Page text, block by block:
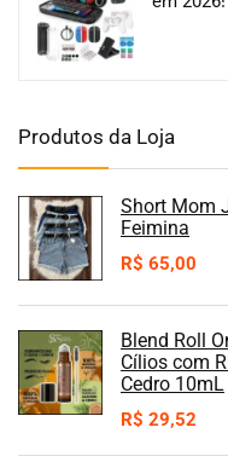
Produtos da Loja
Short Mom
Feimina
R$ 65,00
Blend Roll
Cílios com
Cedro 10mL
R$ 29,52